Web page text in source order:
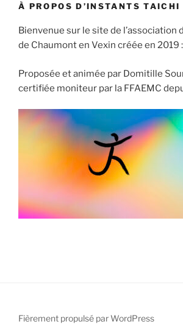
À PROPOS D’INSTANTS TAICHI
Bienvenue sur le site de l’association
de Chaumont en Vexin créée en 2019
Proposée et animée par Domitille
certifiée moniteur par la FFAEMC
Fièrement propulsé par WordPress